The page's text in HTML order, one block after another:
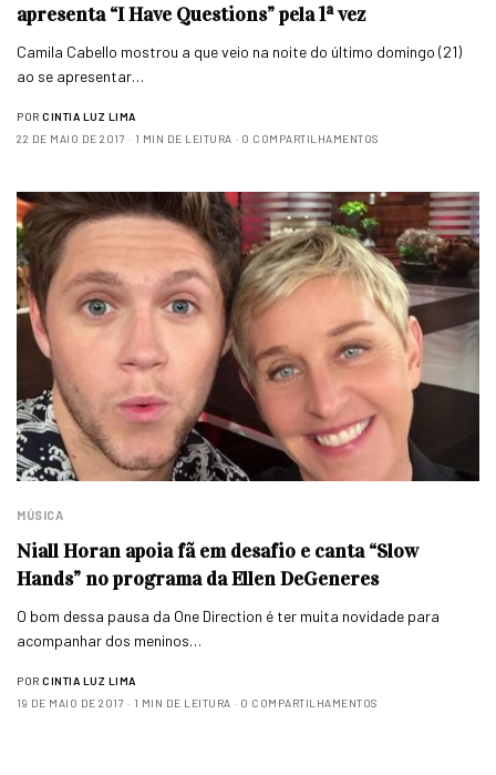
apresenta “I Have Questions” pela 1ª vez
Camila Cabello mostrou a que veio na noite do último domingo (21)
ao se apresentar…
POR CINTIA LUZ LIMA
22 DE MAIO DE 2017
1 MIN DE LEITURA 0 COMPARTILHAMENTOS
MÚSICA
Niall Horan apoia fã em desafio e canta “Slow
Hands” no programa da Ellen DeGeneres
O bom dessa pausa da One Direction é ter muita novidade para
acompanhar dos meninos…
POR CINTIA LUZ LIMA
19 DE MAIO DE 2017
1 MIN DE LEITURA 0 COMPARTILHAMENTOS